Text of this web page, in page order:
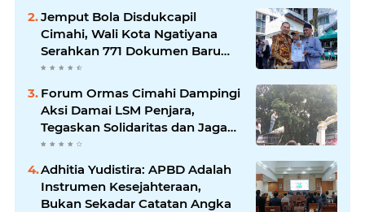
Jemput Bola Disdukcapil
Cimahi, Wali Kota Ngatiyana
Serahkan 771 Dokumen Baru
untuk Warga Terdampak Ganti
Forum Ormas Cimahi Dampingi
Aksi Damai LSM Penjara,
Tegaskan Solidaritas dan Jaga
Kondusivitas
Adhitia Yudistira: APBD Adalah
Instrumen Kesejahteraan,
Bukan Sekadar Catatan Angka